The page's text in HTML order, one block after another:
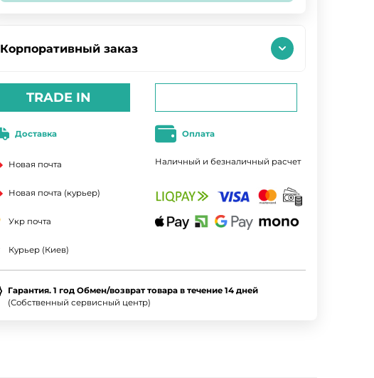
Корпоративный заказ
TRADE IN
Доставка
Новая почта
Новая почта (курьер)
Укр почта
Курьер (Киев)
Оплата
Наличный и безналичный расчет
Гарантия. 1 год Обмен/возврат товара в течение 14 дней
(Собственный сервисный центр)